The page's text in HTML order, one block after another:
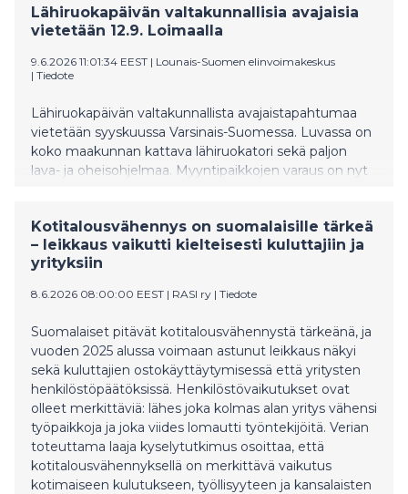
Lähiruokapäivän valtakunnallisia avajaisia
vietetään 12.9. Loimaalla
9.6.2026 11:01:34 EEST | Lounais-Suomen elinvoimakeskus
| Tiedote
Lähiruokapäivän valtakunnallista avajaistapahtumaa
vietetään syyskuussa Varsinais-Suomessa. Luvassa on
koko maakunnan kattava lähiruokatori sekä paljon
lava- ja oheisohjelmaa. Myyntipaikkojen varaus on nyt
Kotitalousvähennys on suomalaisille tärkeä
– leikkaus vaikutti kielteisesti kuluttajiin ja
yrityksiin
8.6.2026 08:00:00 EEST | RASI ry | Tiedote
Suomalaiset pitävät kotitalousvähennystä tärkeänä, ja
vuoden 2025 alussa voimaan astunut leikkaus näkyi
sekä kuluttajien ostokäyttäytymisessä että yritysten
henkilöstöpäätöksissä. Henkilöstövaikutukset ovat
olleet merkittäviä: lähes joka kolmas alan yritys vähensi
työpaikkoja ja joka viides lomautti työntekijöitä. Verian
toteuttama laaja kyselytutkimus osoittaa, että
kotitalousvähennyksellä on merkittävä vaikutus
kotimaiseen kulutukseen, työllisyyteen ja kansalaisten